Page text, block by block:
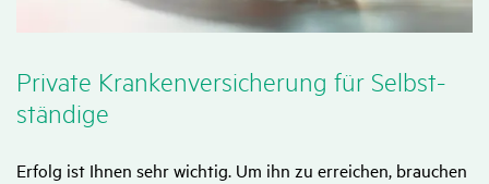
Private Kran­ken­ver­si­che­rung für Selbst­
stän­dige
Erfolg ist Ihnen sehr wichtig. Um ihn zu erreichen, brauchen